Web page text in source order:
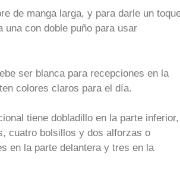
de manga larga, y para darle un
una con doble puño para usar
ser blanca para recepciones en la
colores claros para el día.
tiene dobladillo en la parte inferior,
cuatro bolsillos y dos alforzas o
en la parte delantera y tres en la